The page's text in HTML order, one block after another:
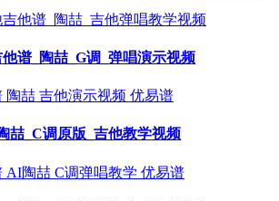
谱_陶喆_G调_弹唱演示视频
喆_C调原版_吉他教学视频